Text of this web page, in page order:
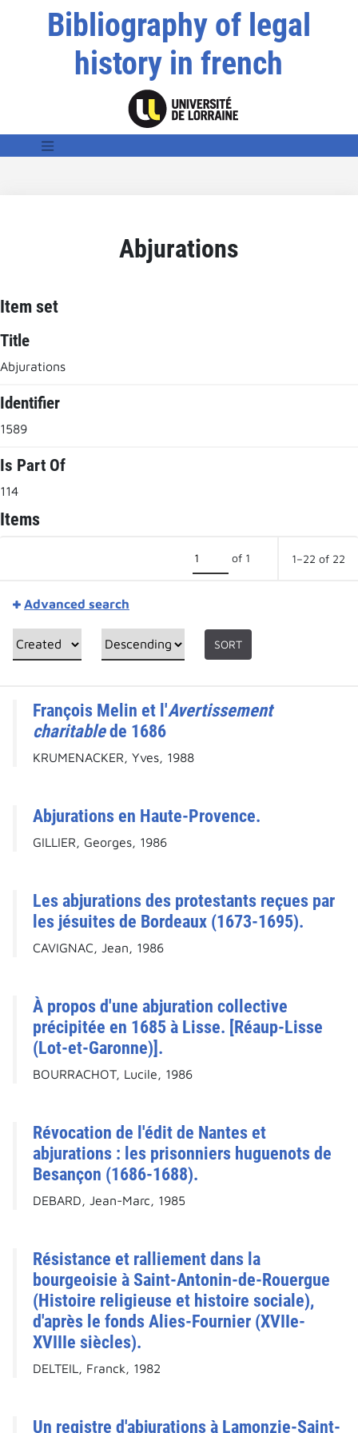
Bibliography of legal
history in french
Abjurations
Item set
Title
Abjurations
Identifier
1589
Is Part Of
114
Items
of 1 1–22 of 22
Advanced search
SORT
François Melin et l'Avertissement
charitablede 1686
KRUMENACKER, Yves, 1988
Abjurations en Haute-Provence.
GILLIER, Georges, 1986
Les abjurations des protestants reçues par
les jésuites de Bordeaux (1673-1695).
CAVIGNAC, Jean, 1986
À propos d'une abjuration collective
précipitée en 1685 à Lisse. [Réaup-Lisse
(Lot-et-Garonne)].
BOURRACHOT, Lucile, 1986
Révocation de l'édit de Nantes et
abjurations : les prisonniers huguenots de
Besançon (1686-1688).
DEBARD, Jean-Marc, 1985
Résistance et ralliement dans la
bourgeoisie à Saint-Antonin-de-Rouergue
(Histoire religieuse et histoire sociale),
d'après le fonds Alies-Fournier (XVIIe-
XVIIIe siècles).
DELTEIL, Franck, 1982
Un registre d'abjurations à Lamonzie-Saint-